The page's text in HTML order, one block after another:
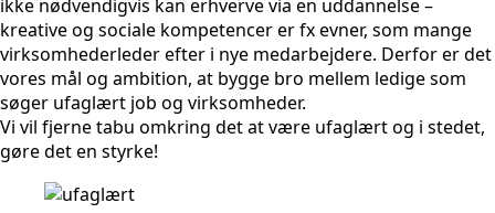
ikke nødvendigvis kan erhverve via en uddannelse –
kreative og sociale kompetencer er fx evner, som mange
virksomhederleder efter i nye medarbejdere. Derfor er det
vores mål og ambition, at bygge bro mellem ledige som
søger ufaglært job og virksomheder.
Vi vil fjerne tabu omkring det at være ufaglært og i stedet,
gøre det en styrke!